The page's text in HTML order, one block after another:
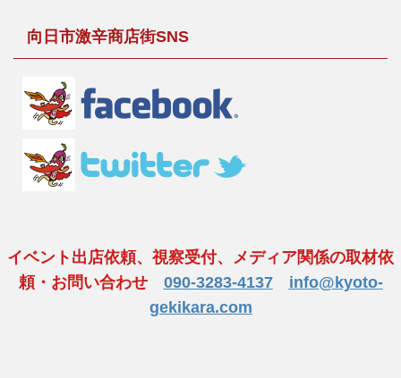
向日市激辛商店街SNS
イベント出店依頼、視察受付、メディア関係の取材依
頼・お問い合わせ 090-3283-4137
info@kyoto-
gekikara.com